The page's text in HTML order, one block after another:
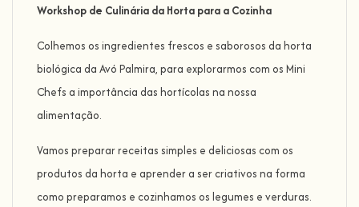
Workshop de Culinária da Horta para a Cozinha
Colhemos os ingredientes frescos e saborosos da horta
biológica da Avó Palmira, para explorarmos com os Mini
Chefs a importância das hortícolas na nossa
alimentação.
Vamos preparar receitas simples e deliciosas com os
produtos da horta e aprender a ser criativos na forma
como preparamos e cozinhamos os legumes e verduras.